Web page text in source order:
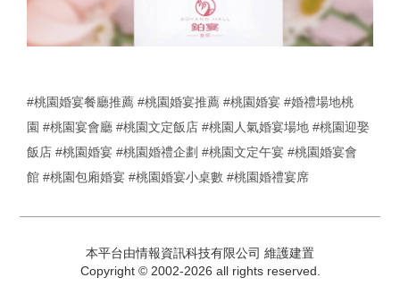
#桃園婚宴餐廳推薦 #桃園婚宴推薦 #桃園婚宴 #婚禮場地桃
園 #桃園宴會廳 #桃園文定飯店 #桃園人氣婚宴場地 #桃園迎娶
飯店 #桃園婚宴 #桃園婚禮企劃 #桃園文定午宴 #桃園婚宴會
館 #桃園包廂婚宴 #桃園婚宴小桌數 #桃園婚禮宴席
本平台由情報資訊科技有限公司 維護建置
Copyright © 2002-2026 all rights reserved.